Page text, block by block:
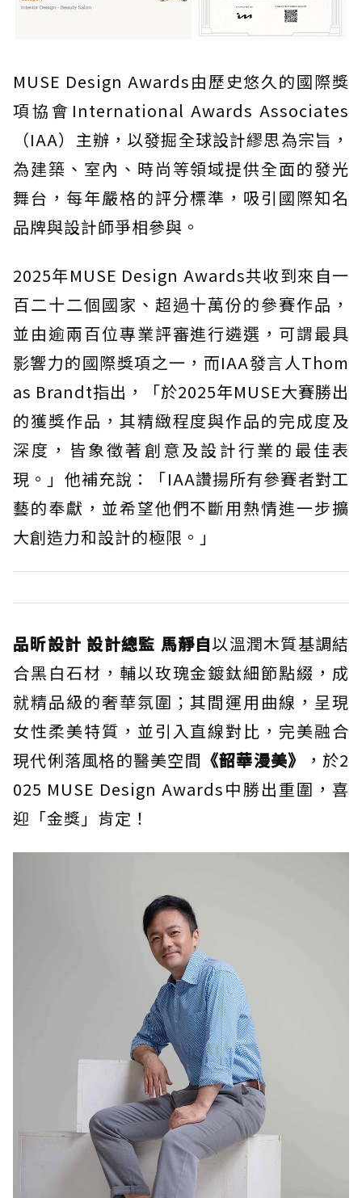
MUSE Design Awards由歷史悠久的國際獎
項協會International Awards Associates
（IAA）主辦，以發掘全球設計繆思為宗旨，
為建築、室內、時尚等領域提供全面的發光
舞台，每年嚴格的評分標準，吸引國際知名
品牌與設計師爭相參與。
2025年MUSE Design Awards共收到來自一
百二十二個國家、超過十萬份的參賽作品，
並由逾兩百位專業評審進行遴選，可謂最具
影響力的國際獎項之一，而IAA發言人Thom
as Brandt指出，「於2025年MUSE大賽勝出
的獲獎作品，其精緻程度與作品的完成度及
深度，皆象徵著創意及設計行業的最佳表
現。」他補充說：「IAA讚揚所有參賽者對工
藝的奉獻，並希望他們不斷用熱情進一步擴
大創造力和設計的極限。」
品昕設計 設計總監 馬靜自以溫潤木質基調結
合黑白石材，輔以玫瑰金鍍鈦細節點綴，成
就精品級的奢華氛圍；其間運用曲線，呈現
女性柔美特質，並引入直線對比，完美融合
現代俐落風格的醫美空間 《韶華漫美》
，於2
025 MUSE Design Awards中勝出重圍，喜
迎「金獎」肯定！